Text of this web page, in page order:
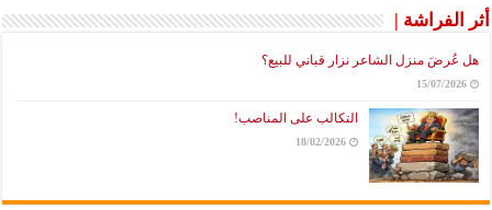
أثر الفراشة |
هل عُرضَ منزل الشاعر نزار قباني للبيع؟
15/07/2026
التكالب على المناصب!
18/02/2026